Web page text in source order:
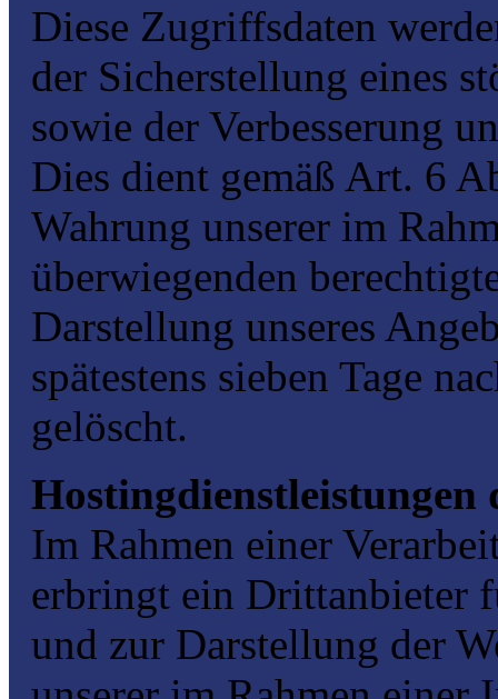
Diese Zugriffsdaten
der Sicherstellung eines
sowie der Verbesserung
Dies dient gemäß Art. 6
Wahrung unserer im
überwiegenden
Darstellung unseres
spätestens sieben Tage
gelöscht.
Im Rahmen einer
erbringt ein Drittanbieter
und zur Darstellung der